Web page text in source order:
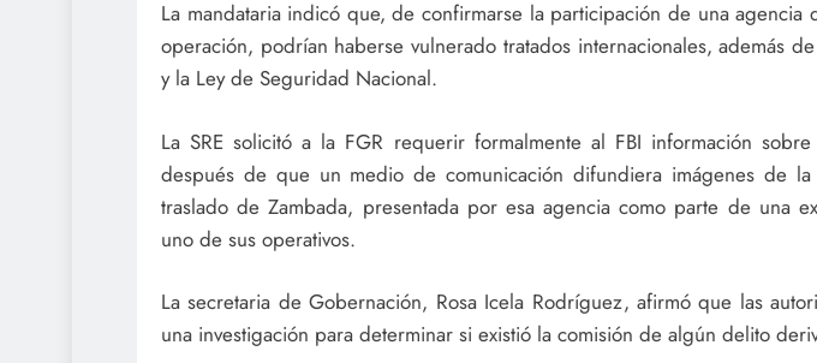
La mandataria indicó que, de confirmarse la participación de una agencia
operación, podrían haberse vulnerado tratados internacionales, además
y la Ley de Seguridad Nacional.
La SRE solicitó a la FGR requerir formalmente al FBI información
después de que un medio de comunicación difundiera imágenes de
traslado de Zambada, presentada por esa agencia como parte de una
uno de sus operativos.
La secretaria de Gobernación, Rosa Icela Rodríguez, afirmó que las
una investigación para determinar si existió la comisión de algún delito